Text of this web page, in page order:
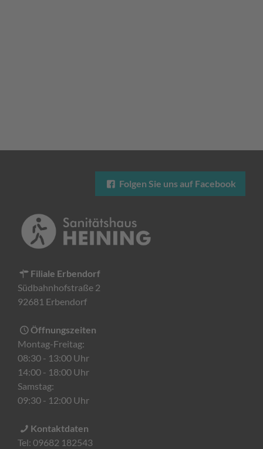
Folgen Sie uns auf Facebook
Filiale Erbendorf
Südbahnhofstraße 2
92681 Erbendorf
Öffnungszeiten
Montag-Freitag:
08:30 - 13:00 Uhr
14:00 - 18:00 Uhr
Samstag:
09:30 - 12:00 Uhr
Kontaktdaten
Tel: 09682 182543